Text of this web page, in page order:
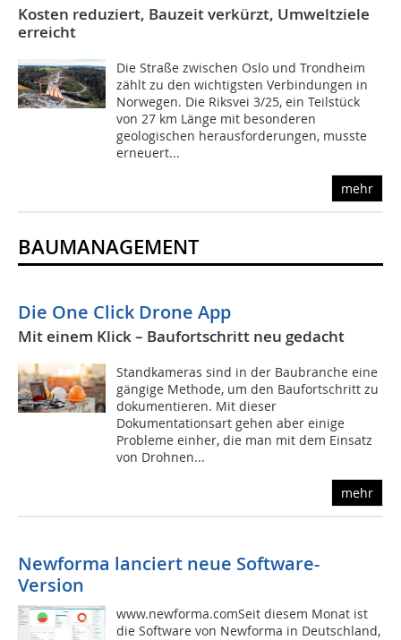
Kosten reduziert, Bauzeit verkürzt, Umweltziele
erreicht
Die Straße zwischen Oslo und Trondheim
zählt zu den wichtigsten Verbindungen in
Norwegen. Die Riksvei 3/25, ein Teilstück
von 27 km Länge mit besonderen
geologischen herausforderungen, musste
erneuert...
mehr
BAUMANAGEMENT
Die One Click Drone App
Mit einem Klick – Baufortschritt neu gedacht
Standkameras sind in der Baubranche eine
gängige Methode, um den Baufortschritt zu
dokumentieren. Mit dieser
Dokumentationsart gehen aber einige
Probleme einher, die man mit dem Einsatz
von Drohnen...
mehr
Newforma lanciert neue Software-
Version
www.newforma.comSeit diesem Monat ist
die Software von Newforma in Deutschland,